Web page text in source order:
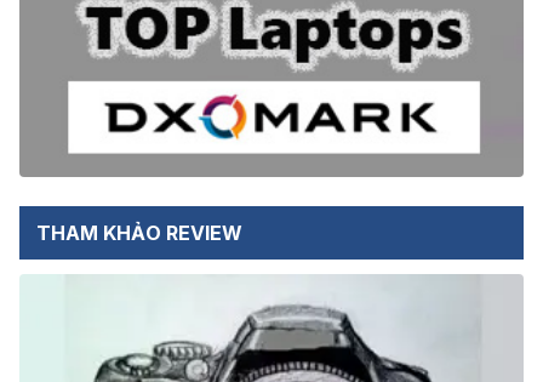
THAM KHẢO REVIEW